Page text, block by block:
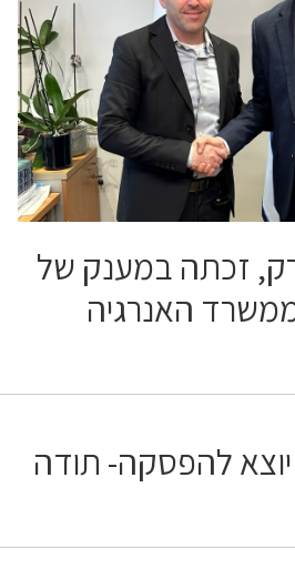
זכתה במענק של
ממשרד האנרגיה
להפסקה- תודה